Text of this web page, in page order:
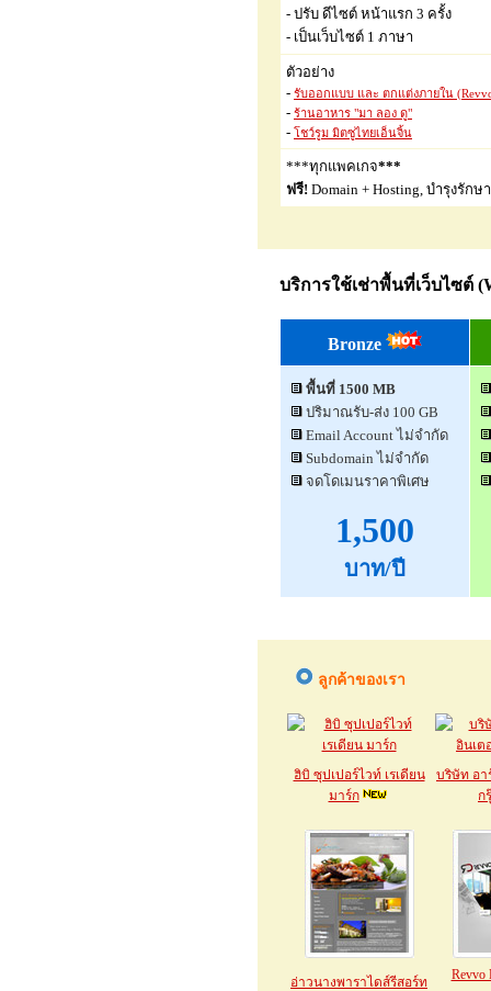
- ปรับ ดีไซต์ หน้าแรก 3 ครั้ง
- เป็นเว็บไซต์ 1 ภาษา
ตัวอย่าง
- รับออกแบบ และ ตกแต่งภายใน
- ร้านอาหาร "มา ลอง ดู"
- โชว์รูม มิตซูไทยเอ็นจิ้น
***ทุกแพคเกจ***
ฟรี! Domain + Hosting, บำรุงรัก
บริการใช้เช่าพื้นที่เว็บไซต์
Bronze
พื้นที่ 1500 MB
ปริมาณรับ-ส่ง 100 GB
Email Account ไม่จำกัด
Subdomain ไม่จำกัด
จดโดเมนราคาพิเศษ
1,500
บาท/ปี
ลูกค้าของเรา
ฮิบิ ซุปเปอร์ไวท์ เรเดียน
มาร์ก
บริษัท อา
ก
อ่าวนางพาราไดส์รีสอร์ท Revvo